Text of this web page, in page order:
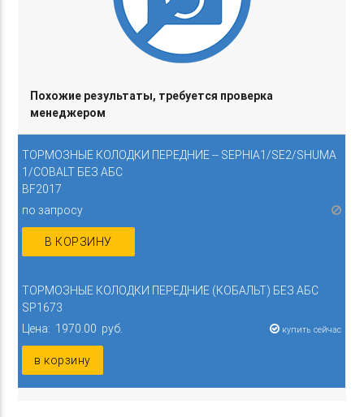
ТОРМОЗНЫЕ КОЛОДКИ ПЕРЕДНИЕ -- SEPHIA1/SE2/SHUMA
1/COBALT БЕЗ АБС
BF2017
по запросу
В КОРЗИНУ
Похожие результаты, требуется проверка
менеджером
ТОРМОЗНЫЕ КОЛОДКИ ПЕРЕДНИЕ (КОБАЛЬТ) БЕЗ АБС
SP1673
Цена: 1970.00 руб.
купить сейчас
в корзину